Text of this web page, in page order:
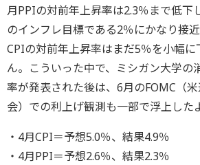
月PPIの対前年上昇率は2.3％まで低下
のインフレ目標である2％にかなり接
CPIの対前年上昇率はまだ5％を小幅
ん。こういった中で、ミシガン大学の
率が発表された後は、6月のFOMC（
会）での利上げ観測も一部で浮上した
・4月CPI＝予想5.0％、結果4.9％
・4月PPI＝予想2.6％、結果2.3％